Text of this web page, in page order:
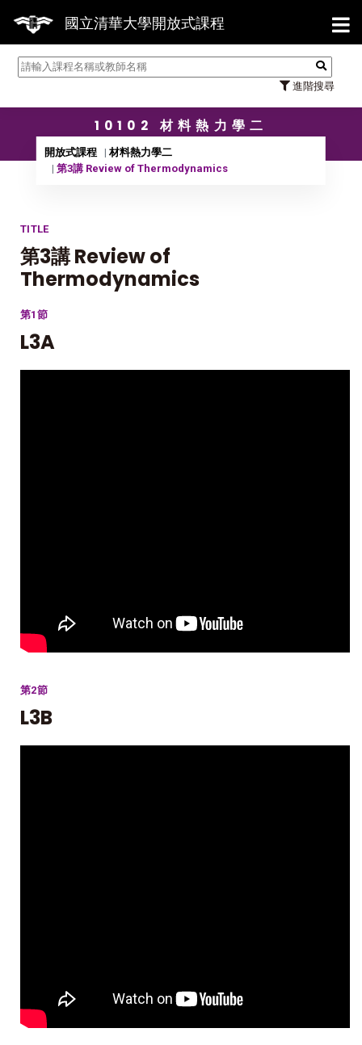
國立清華大學開放式課程
進階搜尋
【
10102 材料熱力學二
開放式課程
材料熱力學二
第3講 Review of Thermodynamics
TITLE
第3講 Review of
Thermodynamics
第1節
L3A
第2節
L3B